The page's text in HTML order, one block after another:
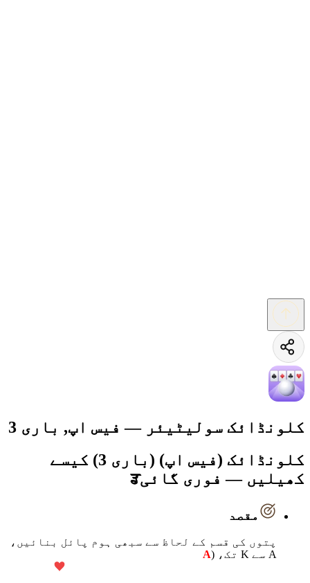
کلونڈائک سولیٹیئر — فیس اپ, باری 3
کلونڈائک (فیس اپ) (باری 3) کیسے
کھیلیں — فوری گائیਡ
مقصد
پتوں کی قسم کے لحاظ سے سبھی ہوم پائل بنائیں،
A سے K تک، (
A